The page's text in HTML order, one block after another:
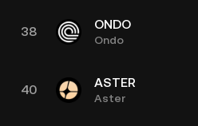
38 ONDO
Ondo
40 ASTER
Aster